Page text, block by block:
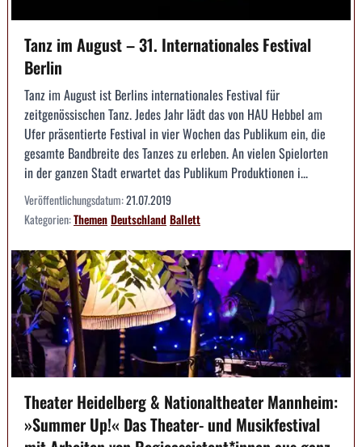
Tanz im August – 31. Internationales Festival
Berlin
Tanz im August ist Berlins internationales Festival für
zeitgenössischen Tanz. Jedes Jahr lädt das von HAU Hebbel am
Ufer präsentierte Festival in vier Wochen das Publikum ein, die
gesamte Bandbreite des Tanzes zu erleben. An vielen Spielorten
in der ganzen Stadt erwartet das Publikum Produktionen i...
Veröffentlichungsdatum:21.07.2019
Kategorien:ThemenDeutschlandBallett
Theater Heidelberg & Nationaltheater Mannheim:
»Summer Up!« Das Theater- und Musikfestival